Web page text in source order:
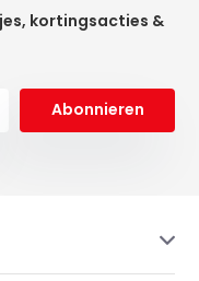
kortingsacties &
Abonnieren